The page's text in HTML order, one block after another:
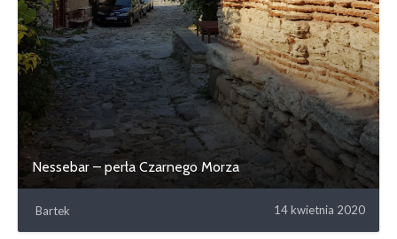
Nessebar – perła Czarnego Morza
Bartek 14 kwietnia 2020